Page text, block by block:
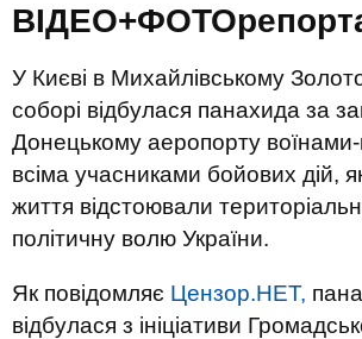
У Києві в Михайлівському
соборі відбулася панахида за
Донецькому аеропорту воїнами-
всіма учасниками бойових дій,
життя відстоювали територіальну
політичну волю України.
Як повідомляє Цензор.НЕТ,
відбулася з ініціативи